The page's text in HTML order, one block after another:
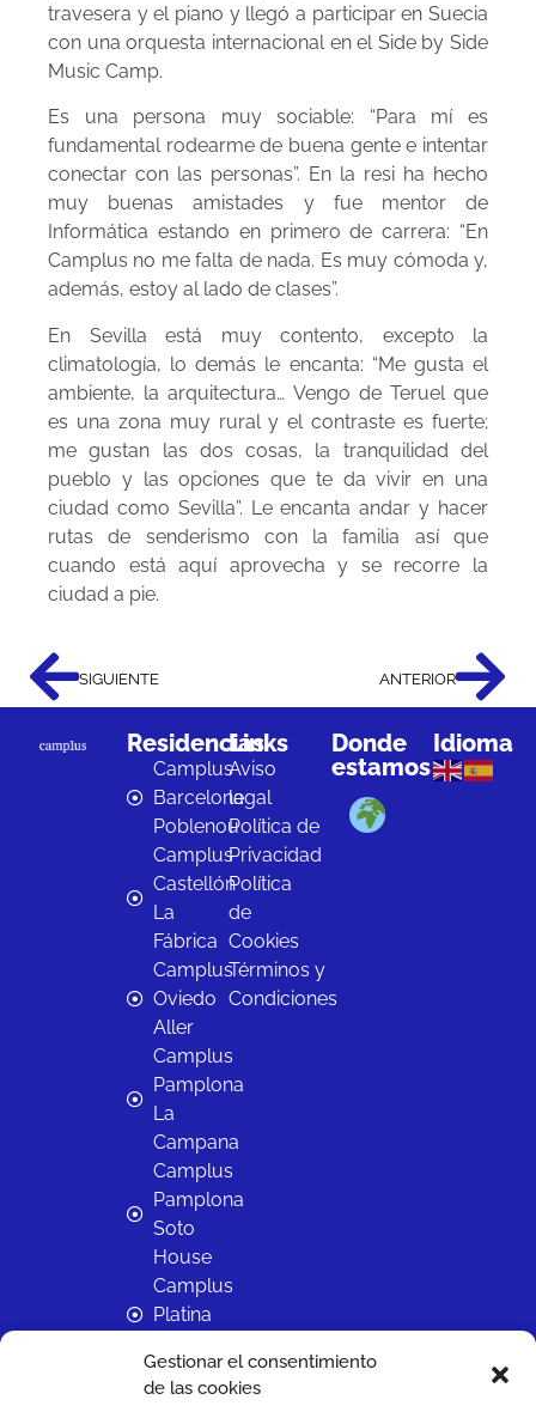
Gestionar el consentimiento
de las cookies
travesera y el piano y llegó a participar en Suecia
con una orquesta internacional en el Side by Side
Music Camp.
Es una persona muy sociable: “Para mí es
fundamental rodearme de buena gente e intentar
conectar con las personas”. En la resi ha hecho
muy buenas amistades y fue mentor de
Informática estando en primero de carrera: “En
Camplus no me falta de nada. Es muy cómoda y,
además, estoy al lado de clases”.
En Sevilla está muy contento, excepto la
climatología, lo demás le encanta: “Me gusta el
ambiente, la arquitectura… Vengo de Teruel que
es una zona muy rural y el contraste es fuerte;
me gustan las dos cosas, la tranquilidad del
pueblo y las opciones que te da vivir en una
ciudad como Sevilla”. Le encanta andar y hacer
rutas de senderismo con la familia así que
cuando está aquí aprovecha y se recorre la
ciudad a pie.
SIGUIENTE ANTERIOR
Residencias
Camplus
Barcelona
Poblenou
Camplus
Castellón
La
Fábrica
Camplus
Oviedo
Aller
Camplus
Pamplona
La
Campana
Camplus
Pamplona
Soto
House
Camplus
Platina
Camplus
Sevilla
Links
Aviso
legal
Política de
Privacidad
Política
de
Cookies
Términos y
Condiciones
Donde
estamos
Idioma